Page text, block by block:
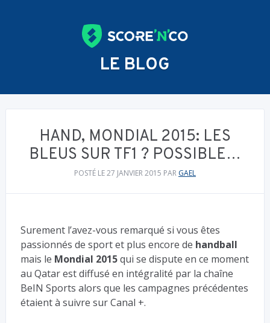
LE BLOG
HAND, MONDIAL 2015: LES
BLEUS SUR TF1 ? POSSIBLE…
POSTÉ LE 27 JANVIER 2015 PAR GAEL
Surement l’avez-vous remarqué si vous êtes
passionnés de sport et plus encore de handball
mais le Mondial 2015qui se dispute en ce moment
au Qatar est diffusé en intégralité par la chaîne
BeIN Sports alors que les campagnes précédentes
étaient à suivre sur Canal +.